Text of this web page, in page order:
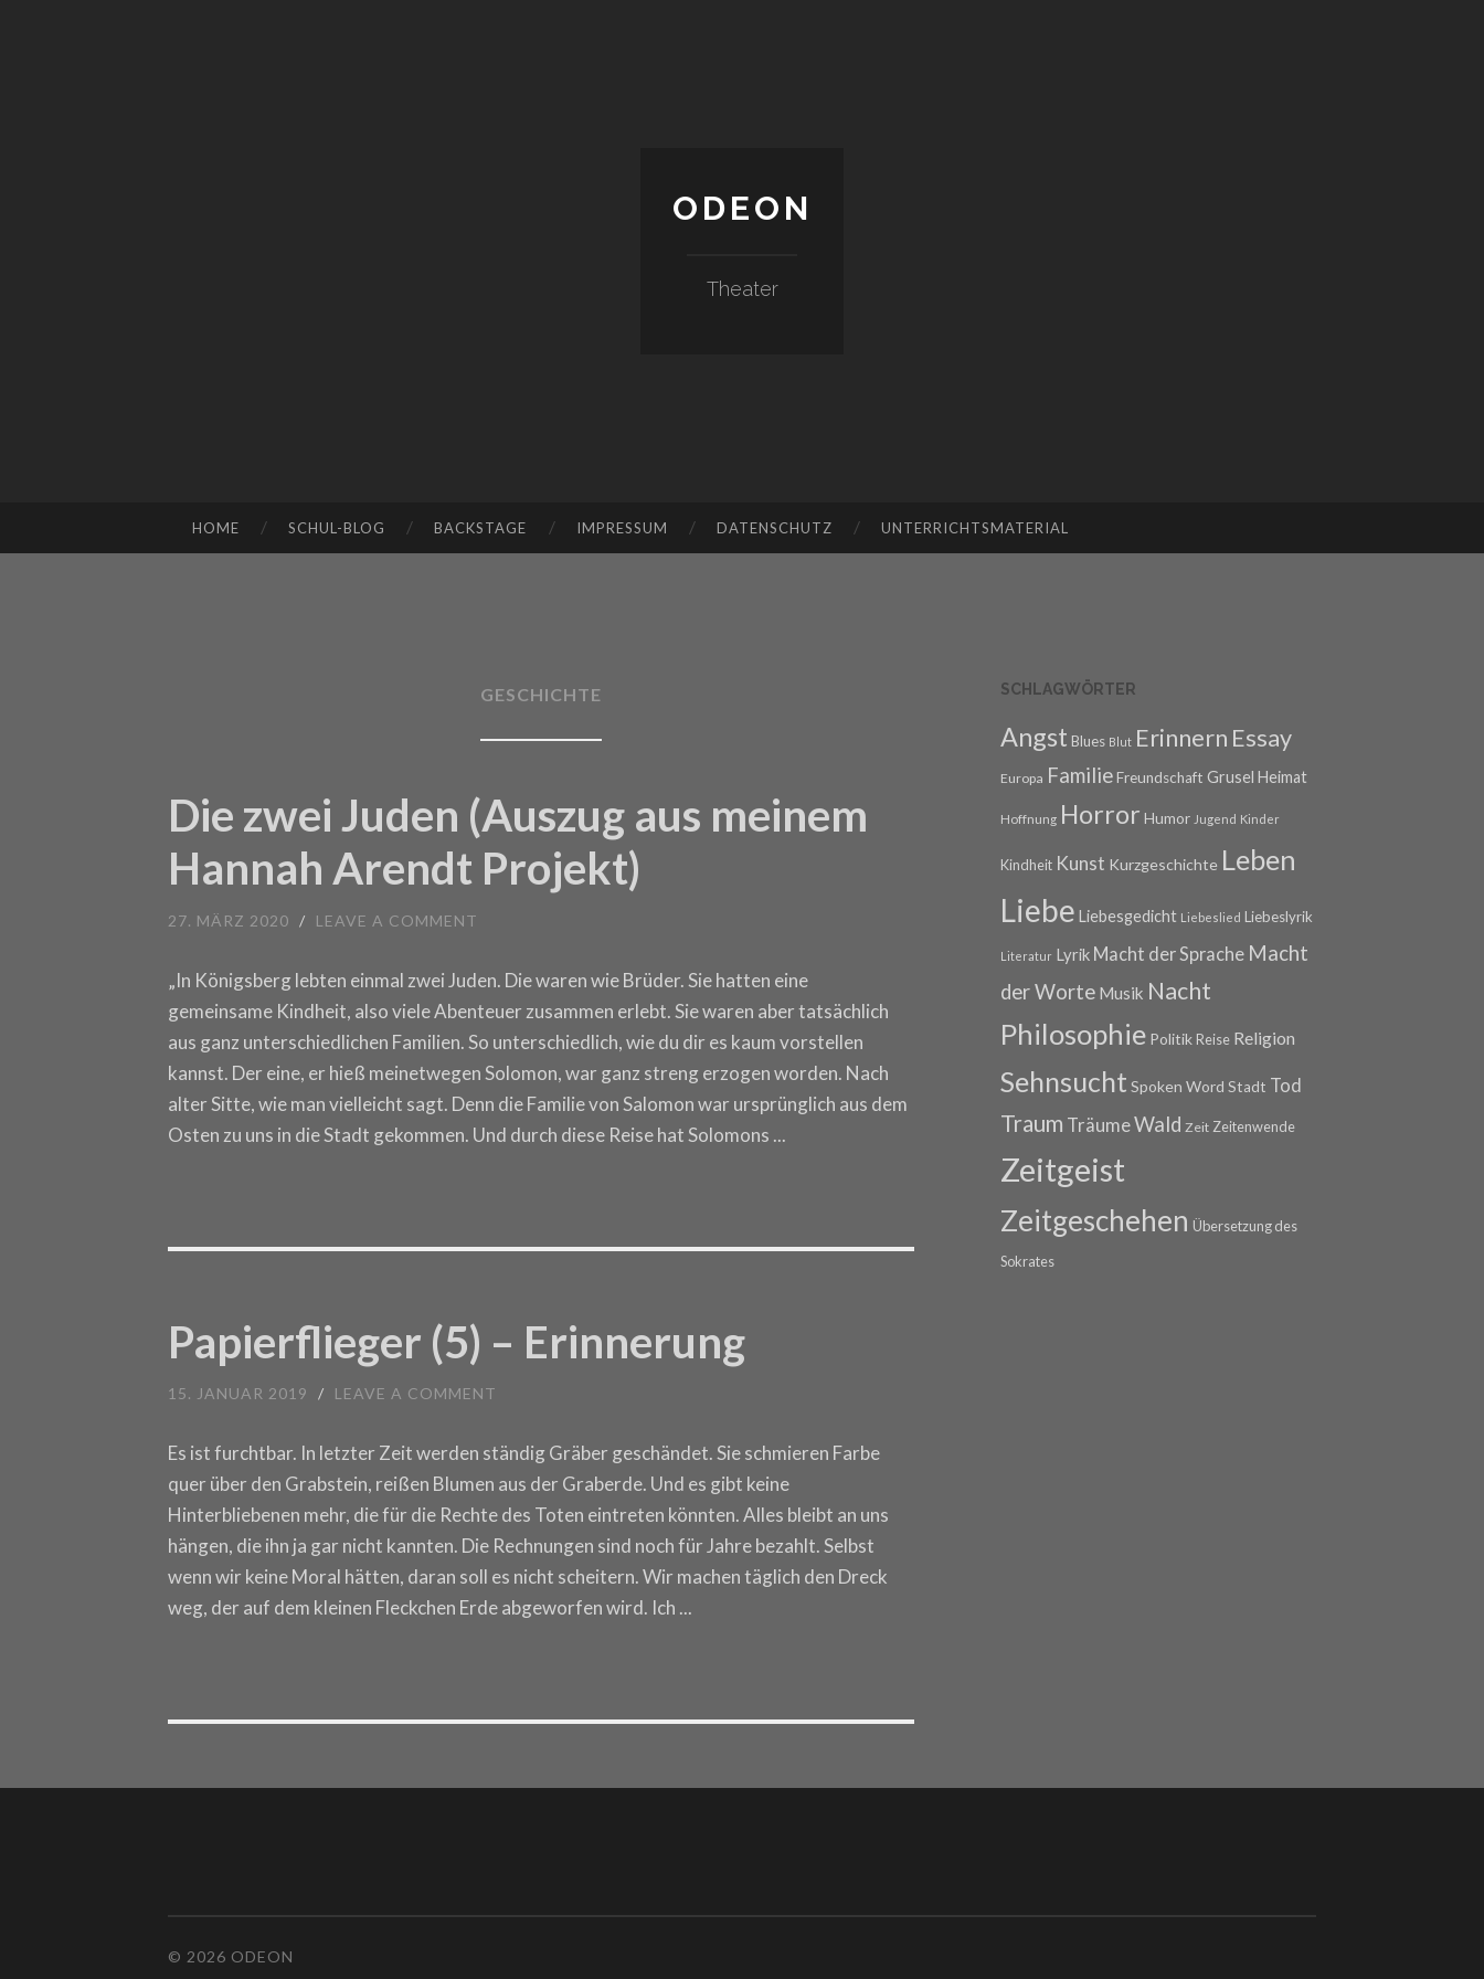
ODEON
Theater
HOME SCHUL-BLOG BACKSTAGE IMPRESSUM DATENSCHUTZ UNTERRICHTSMATERIAL
GESCHICHTE
Die zwei Juden (Auszug aus meinem
Hannah Arendt Projekt)
27. MÄRZ 2020 / LEAVE A COMMENT
„In Königsberg lebten einmal zwei Juden. Die waren wie Brüder. Sie hatten eine
gemeinsame Kindheit, also viele Abenteuer zusammen erlebt. Sie waren aber tatsächlich
aus ganz unterschiedlichen Familien. So unterschiedlich, wie du dir es kaum vorstellen
kannst. Der eine, er hieß meinetwegen Solomon, war ganz streng erzogen worden. Nach
alter Sitte, wie man vielleicht sagt. Denn die Familie von Salomon war ursprünglich aus dem
Osten zu uns in die Stadt gekommen. Und durch diese Reise hat Solomons ...
Papierflieger (5) – Erinnerung
15. JANUAR 2019 / LEAVE A COMMENT
Es ist furchtbar. In letzter Zeit werden ständig Gräber geschändet. Sie schmieren Farbe
quer über den Grabstein, reißen Blumen aus der Graberde. Und es gibt keine
Hinterbliebenen mehr, die für die Rechte des Toten eintreten könnten. Alles bleibt an uns
hängen, die ihn ja gar nicht kannten. Die Rechnungen sind noch für Jahre bezahlt. Selbst
wenn wir keine Moral hätten, daran soll es nicht scheitern. Wir machen täglich den Dreck
weg, der auf dem kleinen Fleckchen Erde abgeworfen wird. Ich ...
SCHLAGWÖRTER
Angst Blues Blut Erinnern Essay
Europa FamilieFreundschaft Grusel Heimat
Hoffnung Horror Humor Jugend Kinder
Kindheit Kunst Kurzgeschichte Leben
Liebe Liebesgedicht Liebeslied Liebeslyrik
Literatur Lyrik Macht der Sprache Macht
der Worte Musik Nacht
Philosophie Politik Reise Religion
Sehnsucht Spoken Word Stadt Tod
Traum TräumeWald Zeit Zeitenwende
Zeitgeist
Zeitgeschehen Übersetzung des
Sokrates
© 2026 ODEON